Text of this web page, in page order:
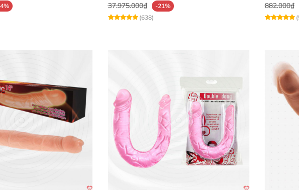
Dương vật giả 2 đầu Lovense Lapis mạnh mẽ rung kích thích sâu
vật giả 2 đầu siêu rung Lovense Lapis. Hãy trải nghiệm ngay hôm nay
của mình! 🛒 Mua ngay để nhận quà hấp dẫn và tư vấn tận tình từ
37.975.000₫
-21%
(638)
882.000₫